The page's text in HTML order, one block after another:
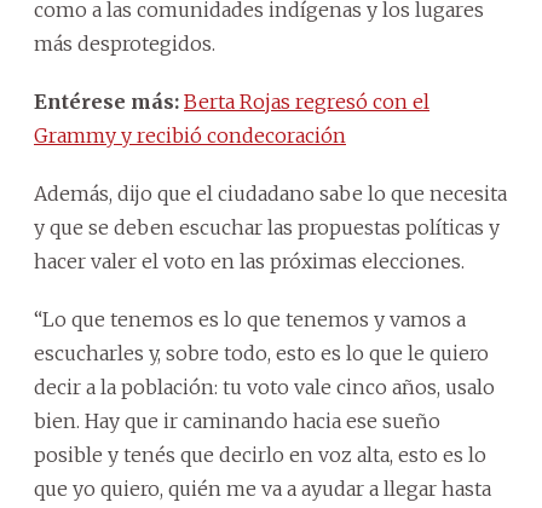
como a las comunidades indígenas y los lugares
más desprotegidos.
Entérese más: Berta Rojas regresó con el
Grammy y recibió condecoración
Además, dijo que el ciudadano sabe lo que necesita
y que se deben escuchar las propuestas políticas y
hacer valer el voto en las próximas elecciones.
“Lo que tenemos es lo que tenemos y vamos a
escucharles y, sobre todo, esto es lo que le quiero
decir a la población: tu voto vale cinco años, usalo
bien. Hay que ir caminando hacia ese sueño
posible y tenés que decirlo en voz alta, esto es lo
que yo quiero, quién me va a ayudar a llegar hasta